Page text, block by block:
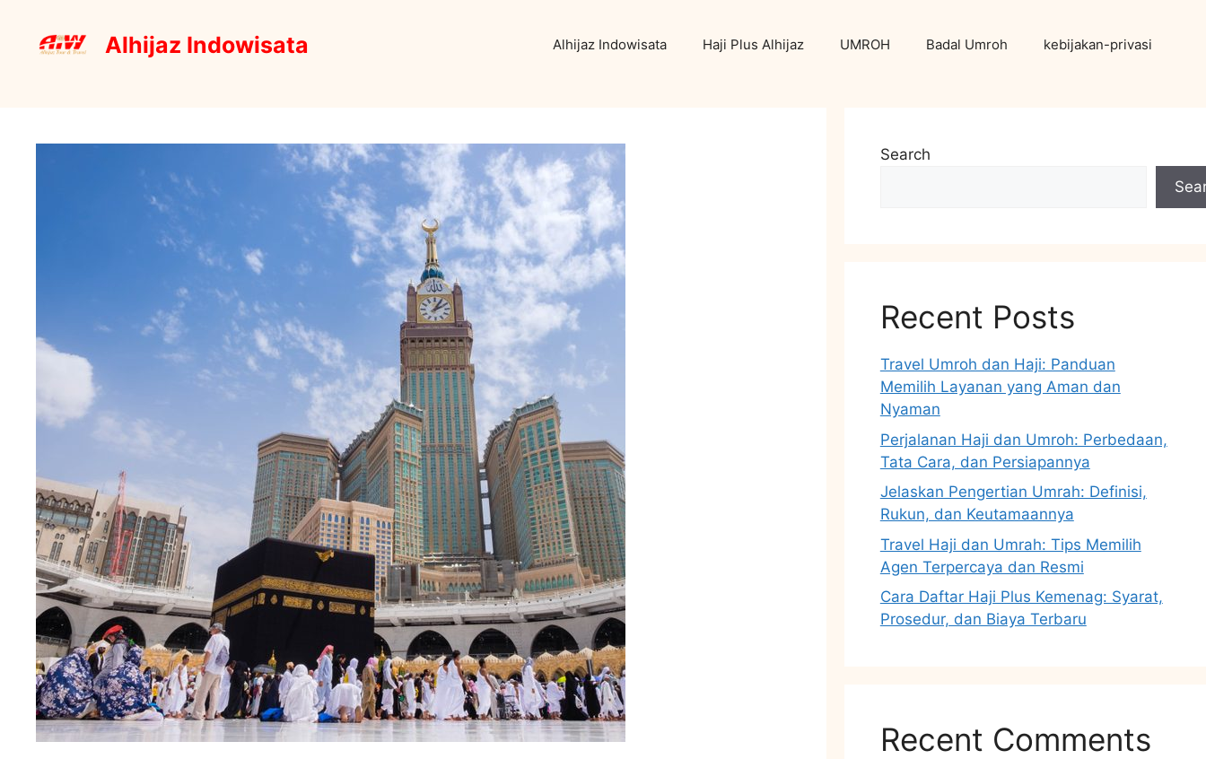
content
Alhijaz Indowisata Alhijaz Indowisata Haji Plus Alhijaz UMROH Badal Umroh kebijakan-privasi
Search
Recent Posts
Travel Umroh dan Haji: Panduan
Memilih Layanan yang Aman dan
Nyaman
Perjalanan Haji dan Umroh: Perbedaan,
Tata Cara, dan Persiapannya
Jelaskan Pengertian Umrah: Definisi,
Rukun, dan Keutamaannya
Travel Haji dan Umrah: Tips Memilih
Agen Terpercaya dan Resmi
Cara Daftar Haji Plus Kemenag: Syarat,
Prosedur, dan Biaya Terbaru
Recent Comments